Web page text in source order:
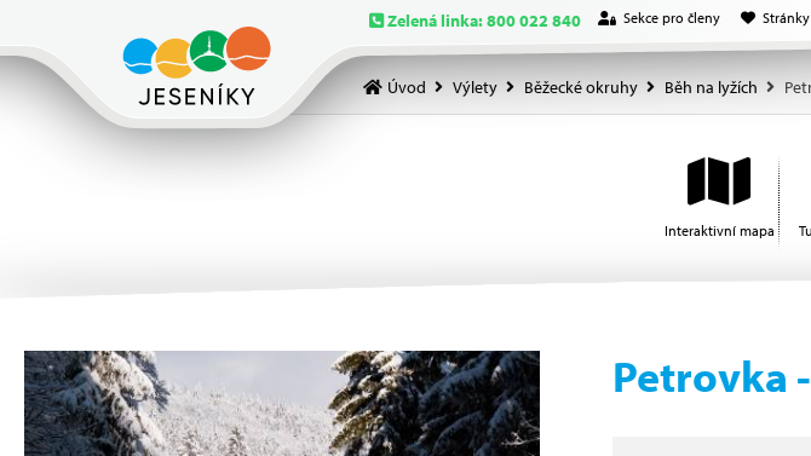
Zelená linka: 800 022 840 Sekce pro členy Stránky
Úvod Výlety Běžecké okruhy Běh na lyžích
Interaktivní mapa
Petrovka